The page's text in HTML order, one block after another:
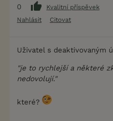
0
Kvalitní příspěvek
Nahlásit
Citovat
Uživatel s deaktivovaným
"je to rychlejší a některé
nedovolují."
které?